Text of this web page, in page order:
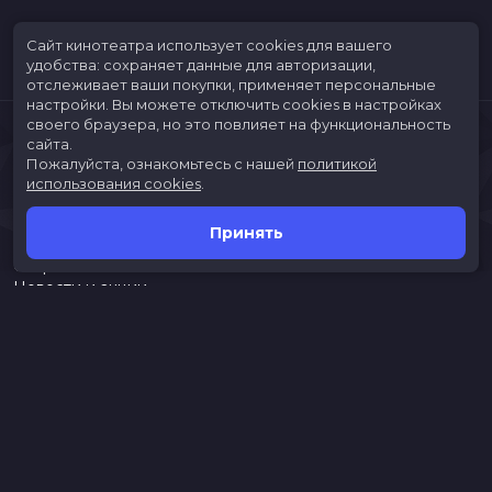
Скоро в кино
Новости и акции
Сайт кинотеатра использует cookies для вашего
удобства: сохраняет данные для авторизации,
отслеживает ваши покупки, применяет персональные
настройки. Вы можете отключить cookies в настройках
своего браузера, но это повлияет на функциональность
сайта.
Пожалуйста, ознакомьтесь с нашей политикой
использования cookies
Принять